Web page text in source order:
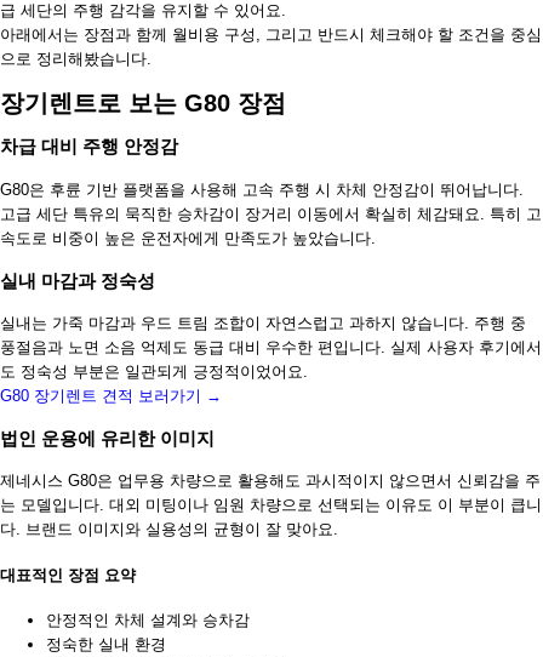
급 세단의 주행 감각을 유지할 수 있어요.
아래에서는 장점과 함께 월비용 구성, 그리고 반드시 체크해야 할 조건을 중심
으로 정리해봤습니다.
장기렌트로 보는 G80 장점
차급 대비 주행 안정감
G80은 후륜 기반 플랫폼을 사용해 고속 주행 시 차체 안정감이 뛰어납니다.
고급 세단 특유의 묵직한 승차감이 장거리 이동에서 확실히 체감돼요. 특히 고
속도로 비중이 높은 운전자에게 만족도가 높았습니다.
실내 마감과 정숙성
실내는 가죽 마감과 우드 트림 조합이 자연스럽고 과하지 않습니다. 주행 중
풍절음과 노면 소음 억제도 동급 대비 우수한 편입니다. 실제 사용자 후기에서
도 정숙성 부분은 일관되게 긍정적이었어요.
G80 장기렌트 견적 보러가기 →
법인 운용에 유리한 이미지
제네시스 G80은 업무용 차량으로 활용해도 과시적이지 않으면서 신뢰감을 주
는 모델입니다. 대외 미팅이나 임원 차량으로 선택되는 이유도 이 부분이 큽니
다. 브랜드 이미지와 실용성의 균형이 잘 맞아요.
대표적인 장점 요약
안정적인 차체 설계와 승차감
정숙한 실내 환경